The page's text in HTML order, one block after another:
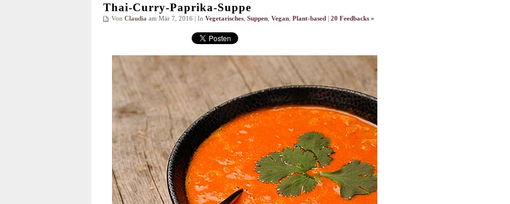
Thai-Curry-Paprika-Suppe
Von Claudia am Mär 7, 2016 | In Vegetarisches Suppen Vegan Plant-based 20 Feedbacks »